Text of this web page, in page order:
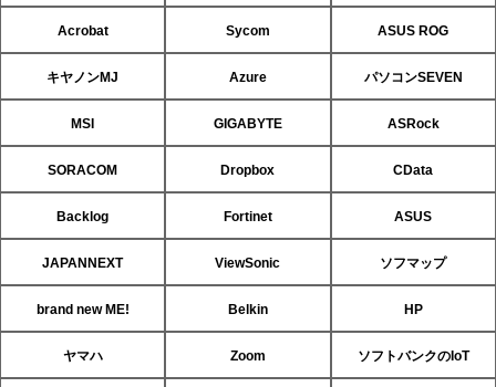
Acrobat Sycom ASUS ROG
キヤノンMJ Azure パソコンSEVEN
MSI GIGABYTE ASRock
SORACOM Dropbox CData
Backlog Fortinet ASUS
JAPANNEXT ViewSonic ソフマップ
brand new ME! Belkin HP
ヤマハ Zoom ソフトバンクのIoT